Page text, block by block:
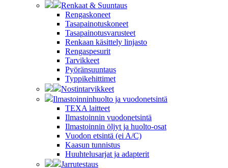
Renkaat & Suuntaus
Rengaskoneet
Tasapainotuskoneet
Tasapainotusvarusteet
Renkaan käsittely linjasto
Rengaspesurit
Tarvikkeet
Pyöränsuuntaus
Typpikehittimet
Nostintarvikkeet
Ilmastoinninhuolto ja vuodonetsintä
TEXA laitteet
Ilmastoinnin vuodonetsintä
Ilmastoinnin öljyt ja huolto-osat
Vuodon etsintä (ei A/C)
Kaasun tunnistus
Huuhtelusarjat ja adapterit
Jarrutestaus